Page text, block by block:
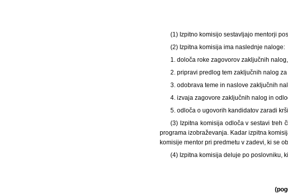
(1) Izpitno komisijo sestavljajo mentorji
(2) Izpitna komisija ima naslednje naloge:
1. določa roke zagovorov zaključnih nalog,
2. pripravi predlog tem zaključnih nalog
3. odobrava teme in naslove zaključnih
4. izvaja zagovore zaključnih nalog in
5. odloča o ugovorih kandidatov zaradi
(3) Izpitna komisija odloča v sestavi treh
programa izobraževanja. Kadar izpitna
komisije mentor pri predmetu v zadevi, ki se
(4) Izpitna komisija deluje po poslovniku,